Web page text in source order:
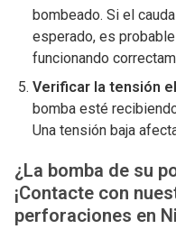
bombeado. Si el
esperado, es
funcionando
Verificar la tensión
bomba esté
Una tensión baja
¿La bomba de su
¡Contacte con
perforaciones en